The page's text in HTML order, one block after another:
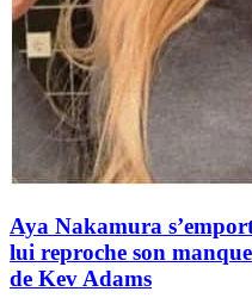
Aya Nakamura
lui reproche son
de Kev Adams